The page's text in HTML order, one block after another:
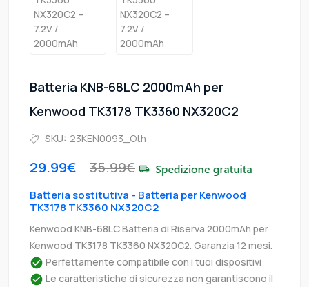
Batteria KNB-68LC 2000mAh per
Kenwood TK3178 TK3360 NX320C2
SKU: 23KEN0093_Oth
29.99€ 35.99€
Batteria sostitutiva - Batteria per Kenwood
TK3178 TK3360 NX320C2
Kenwood KNB-68LC Batteria di Riserva 2000mAh per
Kenwood TK3178 TK3360 NX320C2. Garanzia 12 mesi.
Perfettamente compatibile con i tuoi dispositivi
Le caratteristiche di sicurezza non garantiscono il